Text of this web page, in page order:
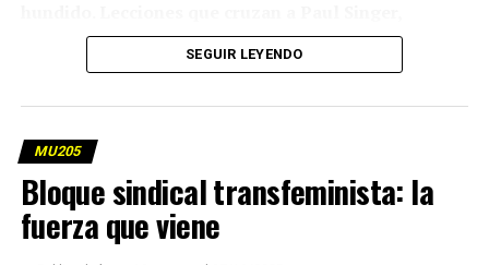
Cristina y el trotskismo, para imprimir una historia
increíble.
Por Lucas Pedulla.
(más…)
SEGUIR LEYENDO
MU205
Bloque sindical transfeminista: la
fuerza que viene